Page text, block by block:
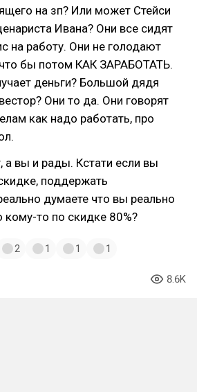
на зп? Или может Стейси
Ивана? Они все сидят
на работу. Они не голодают
бы потом КАК ЗАРАБОТАТЬ.
деньги? Большой дядя
Они то да. Они говорят
как надо работать, про
вы и рады. Кстати если вы
поддержать
думаете что вы реально
кому-то по скидке 80%?
2 1 1 1
8.6K